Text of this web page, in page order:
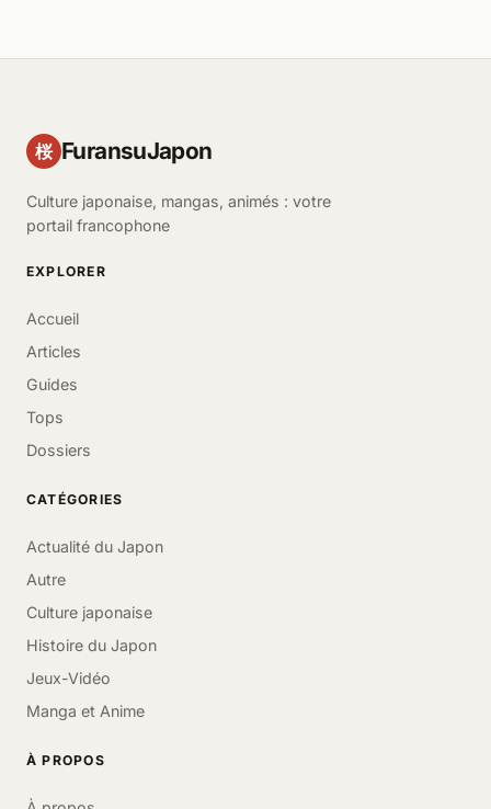
桜 FuransuJapon
Culture japonaise, mangas, animés : votre
portail francophone
EXPLORER
Accueil
Articles
Guides
Tops
Dossiers
CATÉGORIES
Actualité du Japon
Autre
Culture japonaise
Histoire du Japon
Jeux-Vidéo
Manga et Anime
À PROPOS